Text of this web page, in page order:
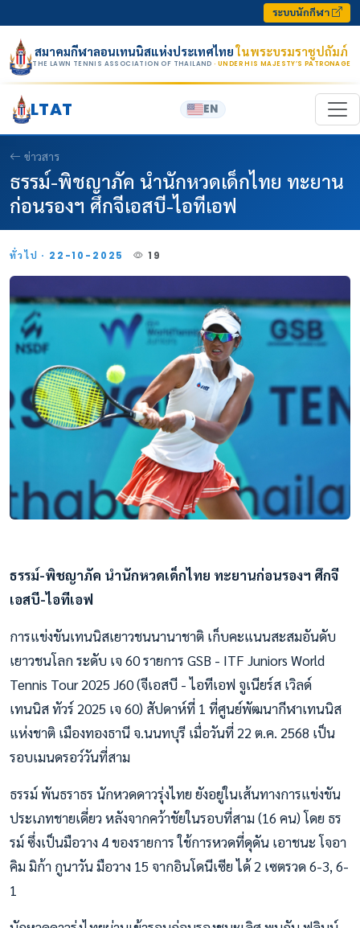
ระบบนักกีฬา
สมาคมกีฬาลอนเทนนิสแห่งประเทศไทยในพระบรมราชูปถัมภ์
THE LAWN TENNIS ASSOCIATION OF THAILAND · UNDER HIS MAJESTY’S PATRONAGE
LTAT EN
ข่าวสาร
ธรรม์-พิชญาภัค นำนักหวดเด็กไทย ทะยาน
ก่อนรองฯ ศึกจีเอสบี-ไอทีเอฟ
ทั่วไป · 22-10-2025 19
ธรรม์-พิชญาภัค นำนักหวดเด็กไทย ทะยานก่อนรองฯ ศึกจี
เอสบี-ไอทีเอฟ
การแข่งขันเทนนิสเยาวชนนานาชาติ เก็บคะแนนสะสมอันดับ
เยาวชนโลก ระดับ เจ 60 รายการ GSB - ITF Juniors World
Tennis Tour 2025 J60 (จีเอสบี - ไอทีเอฟ จูเนียร์ส เวิลด์
เทนนิส ทัวร์ 2025 เจ 60) สัปดาห์ที่ 1 ที่ศูนย์พัฒนากีฬาเทนนิส
แห่งชาติ เมืองทองธานี จ.นนทบุรี เมื่อวันที่ 22 ต.ค. 2568 เป็น
รอบเมนดรอว์วันที่สาม
ธรรม์ พันธราธร นักหวดดาวรุ่งไทย ยังอยู่ในเส้นทางการแข่งขัน
ประเภทชายเดี่ยว หลังจากคว้าชัยในรอบที่สาม (16 คน) โดย ธร
รม์ ซึ่งเป็นมือวาง 4 ของรายการ ใช้การหวดที่ดุดัน เอาชนะ โจอา
คิม มิก้า กูนาวัน มือวาง 15 จากอินโดนีเซีย ได้ 2 เซตรวด 6-3, 6-
1